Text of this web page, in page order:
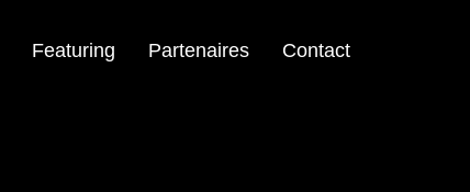
Featuring Partenaires Contact